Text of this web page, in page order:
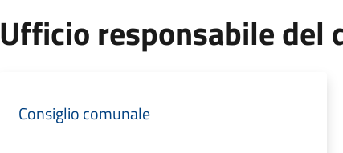
Ufficio responsabile del
Consiglio comunale